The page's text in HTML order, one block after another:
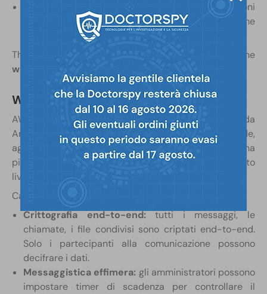
Funzioni business:
Threema Work prevede funzioni
specifiche per la comunicazione aziendale come
sondaggi o liste di distribuzione.
Threema è disponibile per
e in versione
web
Wickr Aws
AWS Wick (ex Wickr Me) è un’app sicura, acquisita da
Amazon Web Services (AWS). Si rivolge ad aziende,
agenzie governative e a chiunque necessiti di una
piattaforma di comunicazione affidabile con un elevato
livello di sicurezza e riservatezza.
Caratteristiche principali:
Crittografia end-to-end:tutti i messaggi, le
chiamate, i file condivisi sono criptati end-to-end.
Solo i partecipanti alla comunicazione possono
decifrare i dati.
Messaggistica effimera: gli amministratori possono
impostare timer di scadenza per controllare il